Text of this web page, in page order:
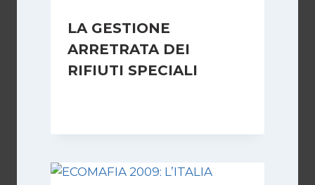
LA GESTIONE
ARRETRATA DEI
RIFIUTI SPECIALI